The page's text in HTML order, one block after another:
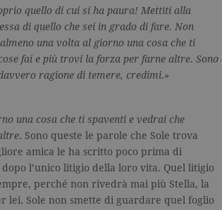
quello di cui si ha paura! Mettiti alla
di quello che sei in grado di fare. Non
una volta al giorno una cosa che ti
fai e più trovi la forza per farne altre. Sono
ragione di temere, credimi.»
una cosa che ti spaventi e vedrai che
. Sono queste le parole che Sole trova
amica le ha scritto poco prima di
l’unico litigio della loro vita. Quel litigio
perché non rivedrà mai più Stella, la
lei. Sole non smette di guardare quel foglio